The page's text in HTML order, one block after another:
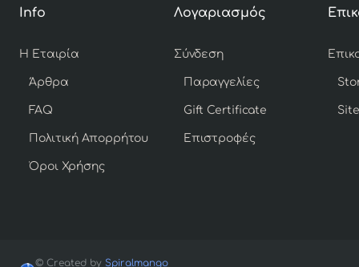
Info
Η Εταιρία
Άρθρα
FAQ
Πολιτική Απορρήτου
Όροι Χρήσης
Λογαριασμός
Σύνδεση
Παραγγελίες
Gift Certificate
Επιστροφές
© Created by Spiralmango